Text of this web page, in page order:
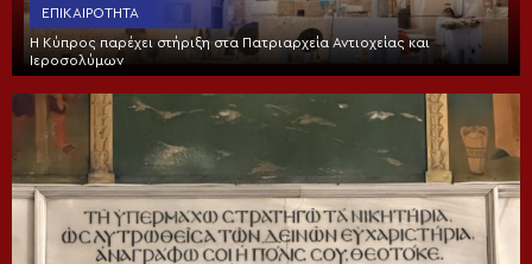
ΕΠΙΚΑΙΡΌΤΗΤΑ
Η Κύπρος παρέχει στήριξη στα Πατριαρχεία Αντιοχείας και
Ιεροσολύμων